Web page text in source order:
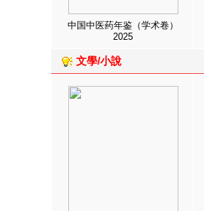
中国中医药年鉴（学术卷）
2025
文學/小說